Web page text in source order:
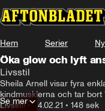
Hem Serier
Öka glow och lyft
Livsstil
Sheila Arnell visar fyra
kindmusklerna och tar bort
Livsstil•24.02.21 • 148 sek
Se mer